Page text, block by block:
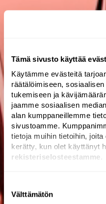
Tämä sivusto käyttää
Käytämme evästeitä
räätälöimiseen,
tukemiseen ja
jaamme sosiaalisen
alan kumppaneillemme
sivustoamme.
tietoja muihin tietoihin,
kerätty, kun olet käyttänyt
rekisteriselosteestamme
valinta
Välttämätön